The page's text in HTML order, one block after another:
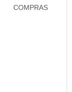
COMPRAS